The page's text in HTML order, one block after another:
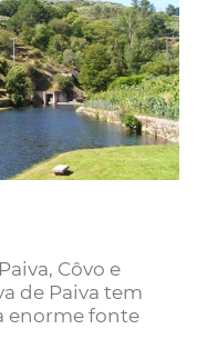
Côvo e
de Paiva tem
enorme fonte